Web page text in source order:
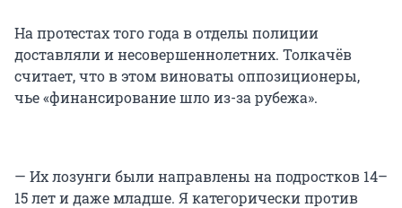
На протестах того года в отделы полиции
доставляли и несовершеннолетних. Толкачёв
считает, что в этом виноваты оппозиционеры,
чье «финансирование шло из-за рубежа».
— Их лозунги были направлены на подростков 14–
15 лет и даже младше. Я категорически против